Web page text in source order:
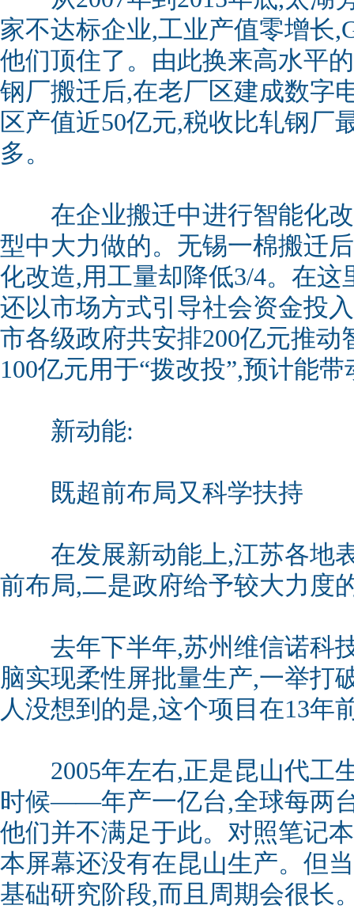
家不达标企业,工业产值零增长
他们顶住了。由此换来高水平
钢厂搬迁后,在老厂区建成数字
区产值近50亿元,税收比轧钢厂
多。
在企业搬迁中进行智能化改
型中大力做的。无锡一棉搬迁
化改造,用工量却降低3/4。在
还以市场方式引导社会资金投
市各级政府共安排200亿元推动
100亿元用于“拨改投”,预计能
新动能:
既超前布局又科学扶持
在发展新动能上,江苏各地
前布局,二是政府给予较大力度
去年下半年,苏州维信诺科
脑实现柔性屏批量生产,一举打
人没想到的是,这个项目在13年
2005年左右,正是昆山代工
时候——年产一亿台,全球每两
他们并不满足于此。对照笔记
本屏幕还没有在昆山生产。但
基础研究阶段,而且周期会很长